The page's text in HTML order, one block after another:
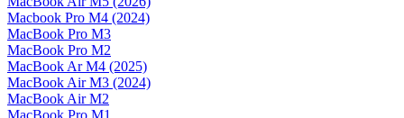
Macbook Pro M4 (2024)
MacBook Pro M3
MacBook Pro M2
MacBook Ar M4 (2025)
MacBook Air M3 (2024)
MacBook Air M2
MacBook Pro M1